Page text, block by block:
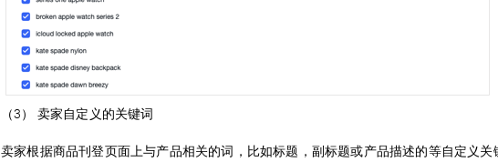
（3） 卖家自定义的关键词
卖家根据商品刊登页面上与产品相关的词，比如标题，副标题或产品描述的等自定义